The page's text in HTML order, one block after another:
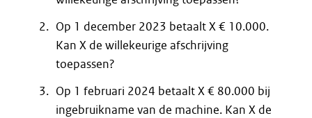
Op 1 december 2023 betaalt X € 10.000.
Kan X de willekeurige afschrijving
toepassen?
Op 1 februari 2024 betaalt X € 80.000 bij
ingebruikname van de machine. Kan X de